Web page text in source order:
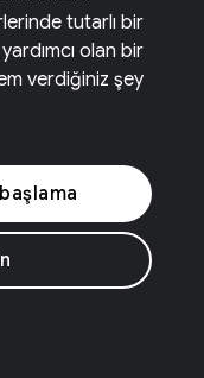
tutarlı bir
olan bir
verdiğiniz şey